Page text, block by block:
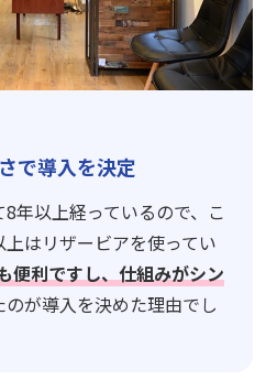
で導入を決定
年以上経っているので、こ
はリザービアを使ってい
便利ですし、仕組みがシン
のが導入を決めた理由でし